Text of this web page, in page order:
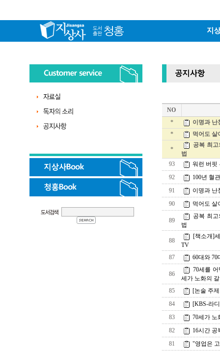
NO
*
이명과 난
*
먹어도 살
*
공복 최
법
93
워런 버핏
92
100년 혈
91
이명과 난
90
먹어도 살
89
공복 최
법
88
[책소개]
TV
87
60대와 70
86
70세를
세가 노화의
85
[논술 주
84
[KBS-라
83
70세가 노
82
16시간 공
81
"영업은